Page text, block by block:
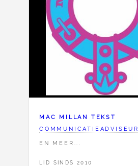
MAC MILLAN TEKST
COMMUNICATIEADVISEUR
EN MEER...
LID SINDS 2010